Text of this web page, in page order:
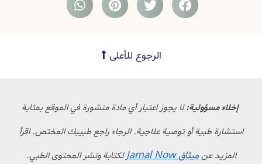
الرجوع للأعلى
إخلاء مسؤولية:لا يجوز اعتبار أي مادة منشورة في الموقع بمثابة
استشارة طبية أو توصية علاجية. الرجاء راجع طبيبك المختص. اقرأ
المزيد عنميثاق Jamal Now لكتابة ونشر المحتوى الطبي.